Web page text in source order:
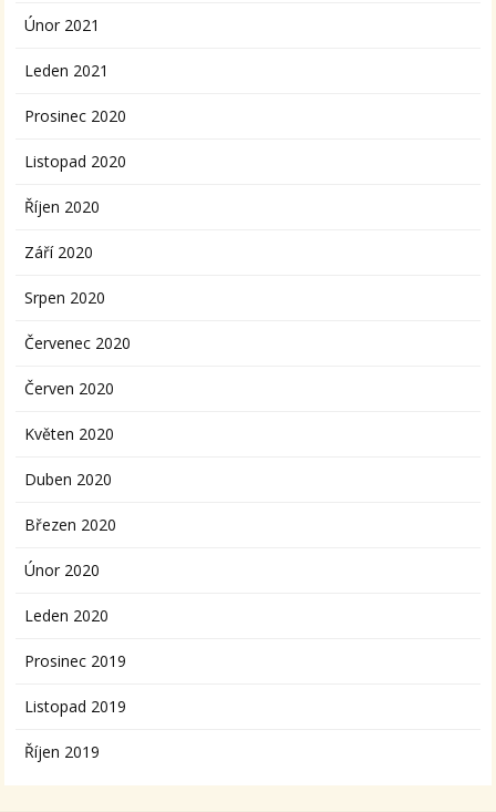
Únor 2021
Leden 2021
Prosinec 2020
Listopad 2020
Říjen 2020
Září 2020
Srpen 2020
Červenec 2020
Červen 2020
Květen 2020
Duben 2020
Březen 2020
Únor 2020
Leden 2020
Prosinec 2019
Listopad 2019
Říjen 2019